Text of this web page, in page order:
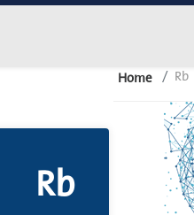
Home Rb
Rb